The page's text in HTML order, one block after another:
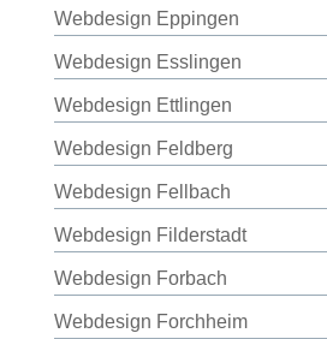
Webdesign Eppingen
Webdesign Esslingen
Webdesign Ettlingen
Webdesign Feldberg
Webdesign Fellbach
Webdesign Filderstadt
Webdesign Forbach
Webdesign Forchheim